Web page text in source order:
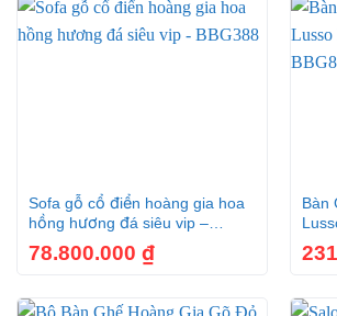
Ưu điểm nổi bật của
Điều đặc biệt ở đây phần chương
sang trọng, đẳng cấp.
Sofa gỗ cổ điển hoàng gia hoa
hồng hương đá siêu vip –
BBG388
78.800.000 ₫
Bàn